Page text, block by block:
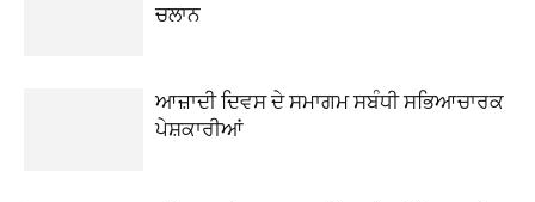
ਚਲਾਨ
ਆਜ਼ਾਦੀ ਦਿਵਸ ਦੇ ਸਮਾਗਮ ਸਬੰਧੀ ਸਭਿਆਚਾਰਕ
ਪੇਸ਼ਕਾਰੀਆਂ